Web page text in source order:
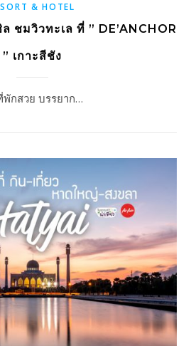
& HOTEL
ชมวิวทะเล ที่ ” DE’ANCHOR
” เกาะสีชัง
พักสวย บรรยาก…